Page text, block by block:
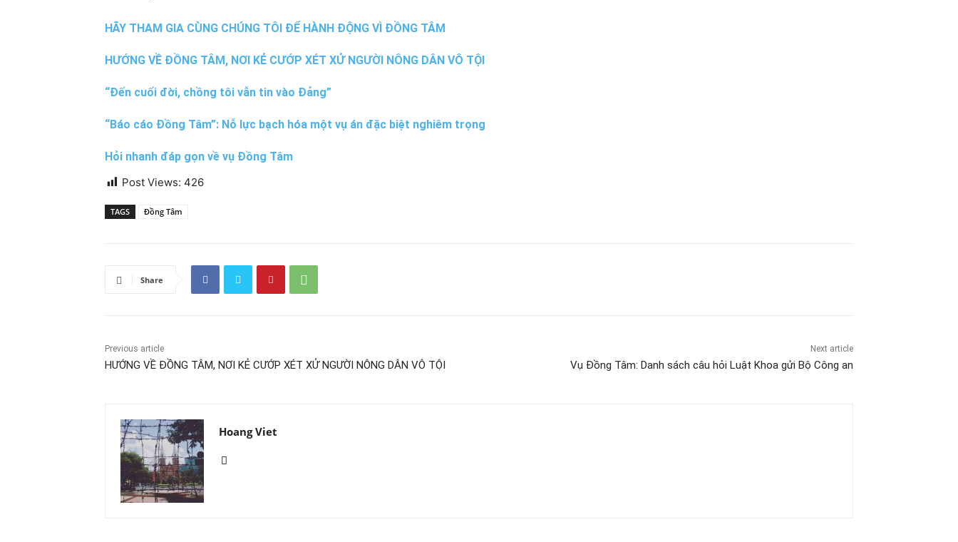
HÃY THAM GIA CÙNG CHÚNG TÔI ĐỂ HÀNH ĐỘNG VÌ ĐỒNG TÂM
HƯỚNG VỀ ĐỒNG TÂM, NƠI KẺ CƯỚP XÉT XỬ NGƯỜI NÔNG DÂN VÔ TỘI
“Đến cuối đời, chồng tôi vẫn tin vào Đảng”
“Báo cáo Đồng Tâm”: Nỗ lực bạch hóa một vụ án đặc biệt nghiêm trọng
Hỏi nhanh đáp gọn về vụ Đồng Tâm
Post Views: 426
TAGS Đồng Tâm
Share
Previous article
HƯỚNG VỀ ĐỒNG TÂM, NƠI KẺ CƯỚP XÉT XỬ NGƯỜI NÔNG DÂN VÔ TỘI
Next article
Vụ Đồng Tâm: Danh sách câu hỏi Luật Khoa gửi Bộ Công an
Hoang Viet